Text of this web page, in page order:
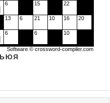
6 15 22
13 6 21 10 16 20
6 6 10
Ь ЮЯ
Software ©crossword-compiler.com